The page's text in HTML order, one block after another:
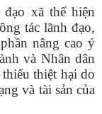
xã thể hiện
tác lãnh đạo,
nâng cao ý
và Nhân dân
thiệt hại do
và tài sản của